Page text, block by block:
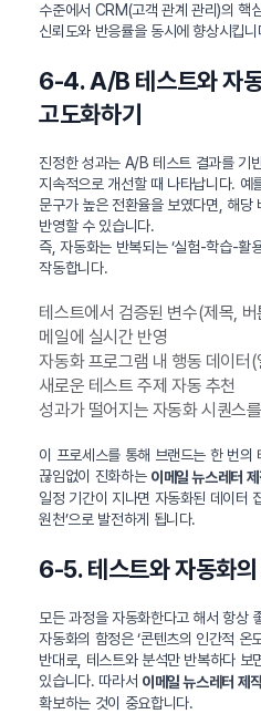
수준에서 CRM(고객 관계 관리)의 핵
신뢰도와 반응률을 동시에 향상시킵니
6-4. A/B 테스트와 자
고도화하기
진정한 성과는 A/B 테스트 결과를 기
지속적으로 개선할 때 나타납니다.
문구가 높은 전환율을 보였다면, 해당
반영할 수 있습니다.
즉, 자동화는 반복되는 ‘실험-학습-활
작동합니다.
테스트에서 검증된 변수(제목,
메일에 실시간 반영
자동화 프로그램 내 행동 데이터
새로운 테스트 주제 자동 추천
성과가 떨어지는 자동화 시퀀스
이 프로세스를 통해 브랜드는 한 번의
끊임없이 진화하는 이메일 뉴스레터
일정 기간이 지나면 자동화된 데이터
원천’으로 발전하게 됩니다.
6-5. 테스트와 자동화의
모든 과정을 자동화한다고 해서 항상
자동화의 함정은 ‘콘텐츠의 인간적 온
반대로, 테스트와 분석만 반복하다 보
있습니다. 따라서 이메일 뉴스레터 제
확보하는 것이 중요합니다.